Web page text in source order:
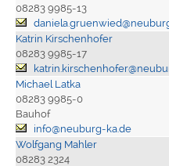
08283 9985-13
Katrin Kirschenhofer
08283 9985-17
Michael Latka
08283 9985-0
Bauhof
info@neuburg-ka.de
Wolfgang Mahler
08283 2324